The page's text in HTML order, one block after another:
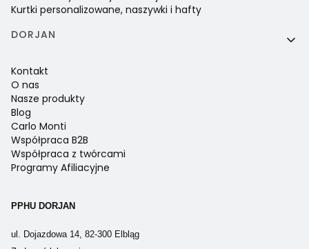
Kurtki personalizowane, naszywki i hafty
DORJAN
Kontakt
O nas
Nasze produkty
Blog
Carlo Monti
Współpraca B2B
Współpraca z twórcami
Programy Afiliacyjne
PPHU DORJAN
ul. Dojazdowa 14, 82-300 Elbląg